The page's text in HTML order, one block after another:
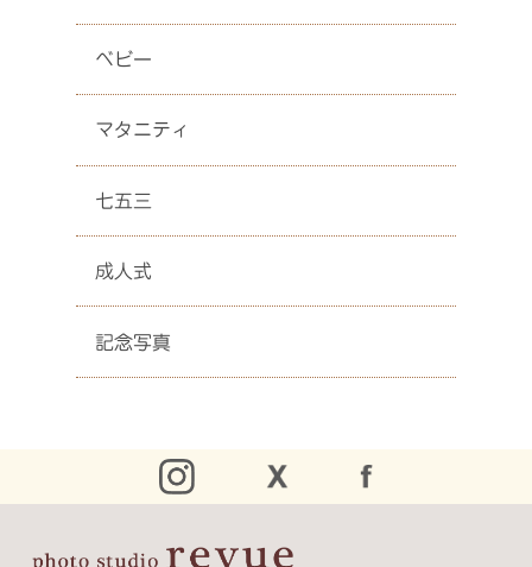
ベビー
マタニティ
七五三
成人式
記念写真